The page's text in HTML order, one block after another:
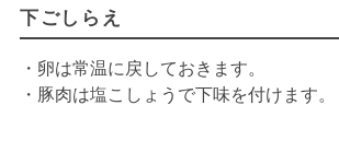
下ごしらえ
・卵は常温に戻しておきます。
・豚肉は塩こしょうで下味を付けます。